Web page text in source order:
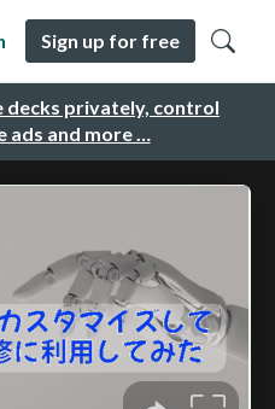
decks privately, control
ads and more …
Sign up for free